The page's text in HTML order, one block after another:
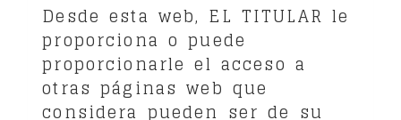
Desde esta web, EL TITULAR le
proporciona o puede
proporcionarle el acceso a
otras páginas web que
considera pueden ser de su